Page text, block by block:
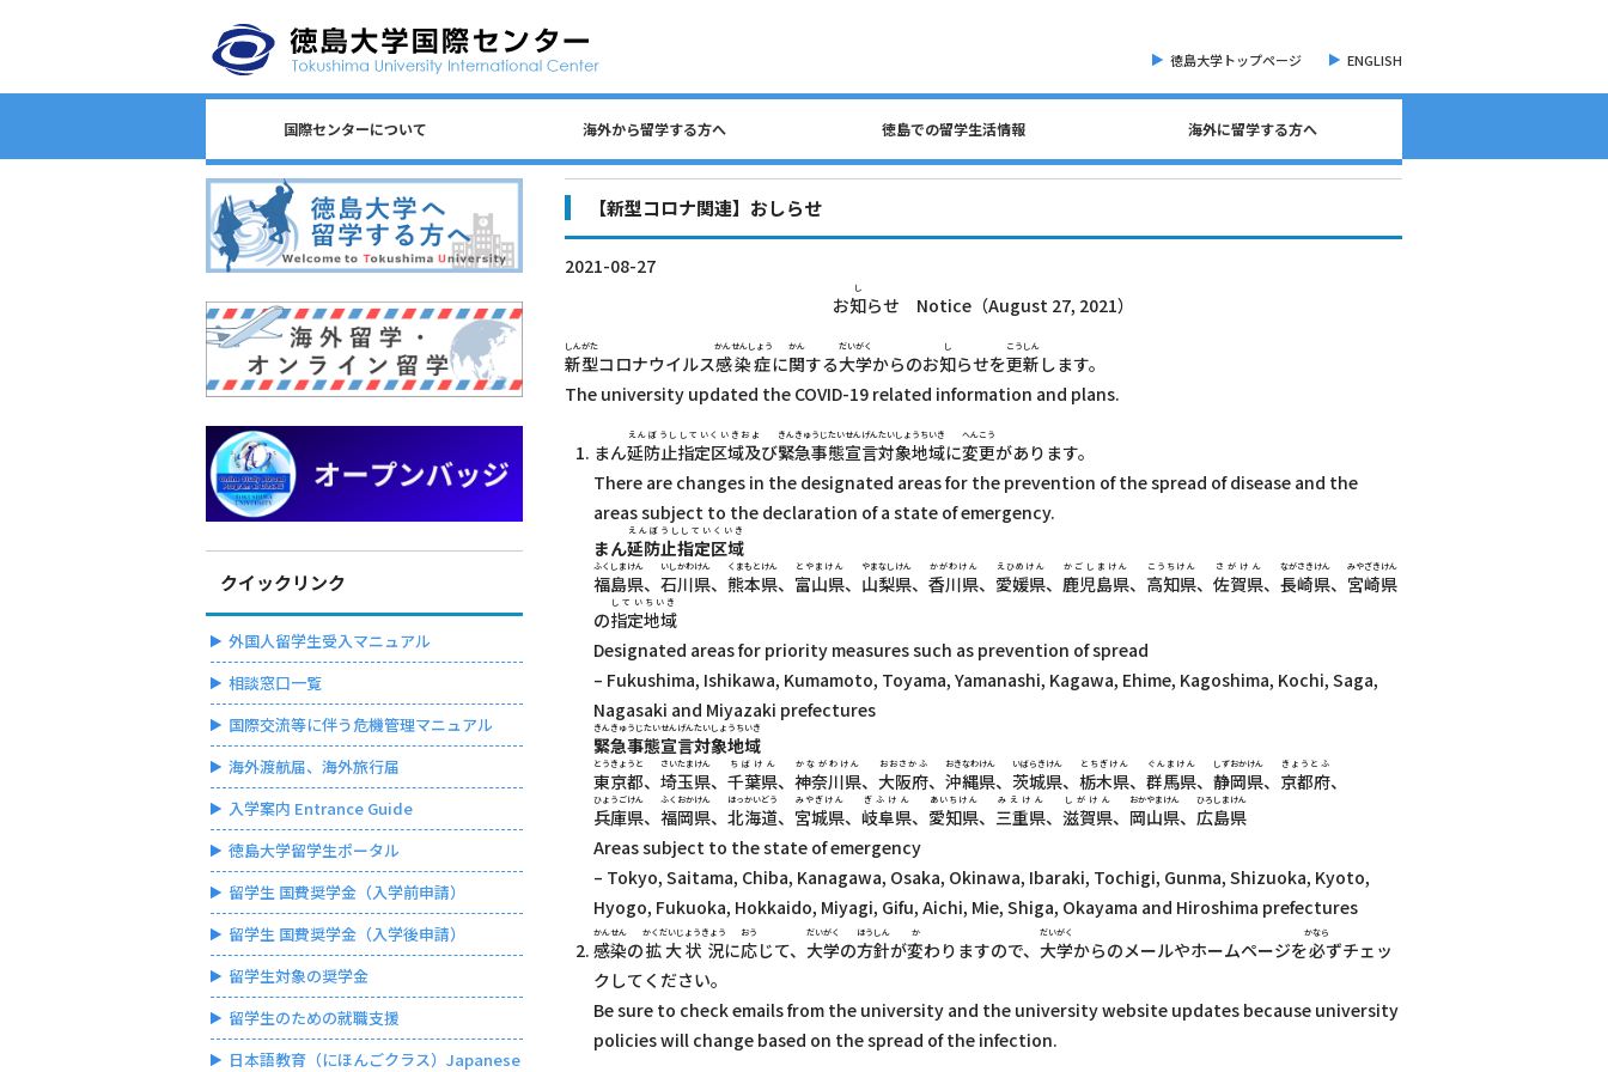
徳島大学トップページ ENGLISH
国際センターについて
国際センターについて
センター長からのごあいさつ
国際センターのロゴについて
沿革
日本語教育/Japanese Program
相談窓口一覧
スタッフ一覧
国際課連絡先
海外から留学する方へ 徳島での留学生活情報 海外に留学する方へ
【新型コロナ関連】おしらせ
2021-08-27
お知
し
らせ Notice（August 27, 2021）
新型
しんがた
コロナウイルス感染症
かんせんしょう
に関
かん
する大学
だいがく
からのお知
し
らせを更新
こうしん
します。
The university updated the COVID-19 related information and plans.
まん延防止指定区域及
えんぼうししていくいきおよ
び緊急事態宣言対象地域
きんきゅうじたいせんげんたいしょうちいき
に変更
へんこう
があります。
There are changes in the designated areas for the prevention of the spread of disease and the
areas subject to the declaration of a state of emergency.
まん延防止指定区域
えんぼうししていくいき
福島県
ふくしまけん
、 石川県
いしかわけん
、 熊本県
くまもとけん
、 富山県
とやまけん
、 山梨県
やまなしけん
、 香川県
かがわけん
、 愛媛県
えひめけん
、 鹿児島県
かごしまけん
、 高知県
こうちけん
、 佐賀県
さがけん
、 長崎県
ながさきけん
、 宮崎県
みやざきけん
の指定地域
していちいき
Designated areas for priority measures such as prevention of spread
– Fukushima, Ishikawa, Kumamoto, Toyama, Yamanashi, Kagawa, Ehime, Kagoshima, Kochi, Saga,
Nagasaki and Miyazaki prefectures
緊急事態宣言対象地域
きんきゅうじたいせんげんたいしょうちいき
東京都
とうきょうと
、 埼玉県
さいたまけん
、 千葉県
ちばけん
、 神奈川県
かながわけん
、 大阪府
おおさかふ
、 沖縄県
おきなわけん
、 茨城県
いばらきけん
、 栃木県
とちぎけん
、 群馬県
ぐんまけん
、 静岡県
しずおかけん
、 京都府
きょうとふ
、
兵庫県
ひょうごけん
、 福岡県
ふくおかけん
、 北海道
ほっかいどう
、 宮城県
みやぎけん
、 岐阜県
ぎふけん
、 愛知県
あいちけん
、 三重県
みえけん
、 滋賀県
しがけん
、 岡山県
おかやまけん
、 広島県
ひろしまけん
Areas subject to the state of emergency
– Tokyo, Saitama, Chiba, Kanagawa, Osaka, Okinawa, Ibaraki, Tochigi, Gunma, Shizuoka, Kyoto,
Hyogo, Fukuoka, Hokkaido, Miyagi, Gifu, Aichi, Mie, Shiga, Okayama and Hiroshima prefectures
感染
かんせん
の拡大状況
かくだいじょうきょう
に応
おう
じて、 大学
だいがく
の方針
ほうしん
が変
か
わりますので、 大学
だいがく
からのメールやホームページを必
かなら
ずチェッ
クしてください。
Be sure to check emails from the university and the university website updates because university
policies will change based on the spread of the infection.
クイックリンク
外国人留学生受入マニュアル
相談窓口一覧
国際交流等に伴う危機管理マニュアル
海外渡航届、海外旅行届
入学案内 Entrance Guide
徳島大学留学生ポータル
留学生 国費奨学金（入学前申請）
留学生 国費奨学金（入学後申請）
留学生対象の奨学金
留学生のための就職支援
日本語教育（にほんごクラス）Japanese